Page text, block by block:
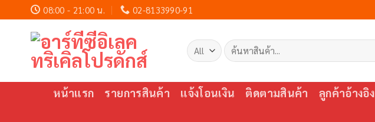
content
08:00 - 21:00 น. 02-8133990-91
ค้นหา:
หน้าแรก รายการสินค้า แจ้งโอนเงิน ติดตามสินค้า ลูกค้าอ้างอิง